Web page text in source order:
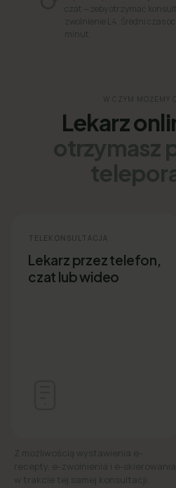
czat — żeby otrzymać
zwolnienie L4. Średni czas
minut.
W CZYM MOŻEMY
Lekarz
otrzymasz
TELEKONSULTACJA
Lekarz przez telefon,
czat lub wideo
Z możliwością wystawienia e-
recepty, e-zwolnienia i e-skierowania
w trakcie tej samej konsultacji.